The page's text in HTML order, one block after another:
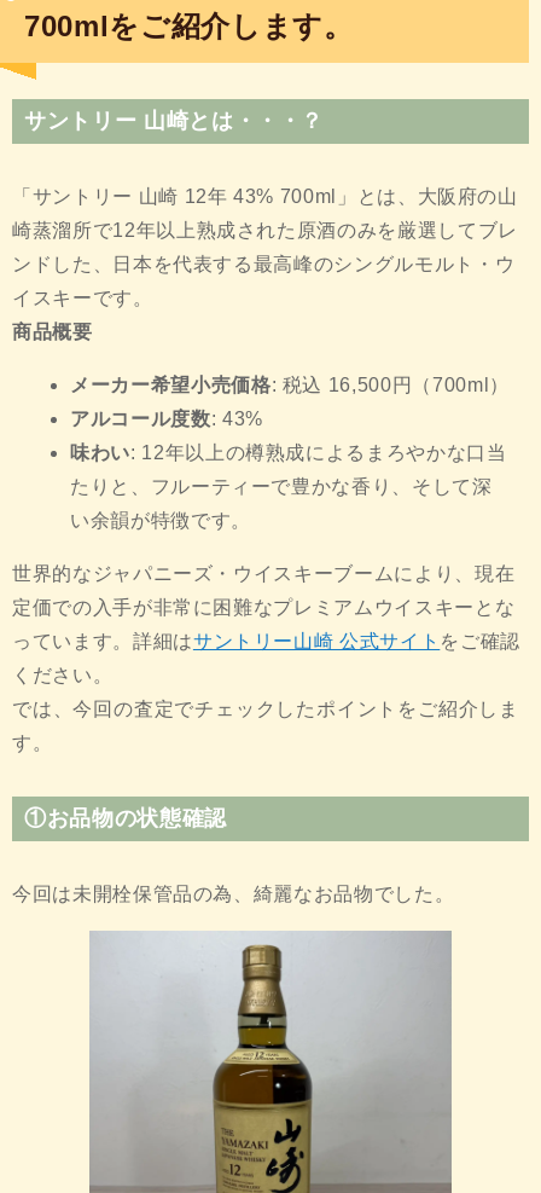
700mlをご紹介します。
サントリー 山崎とは・・・？
「サントリー 山崎 12年 43% 700ml」とは、大阪府の山
崎蒸溜所で12年以上熟成された原酒のみを厳選してブレ
ンドした、日本を代表する最高峰のシングルモルト・ウ
イスキーです。
商品概要
メーカー希望小売価格: 税込 16,500円（700ml）
アルコール度数: 43%
味わい: 12年以上の樽熟成によるまろやかな口当
たりと、フルーティーで豊かな香り、そして深
い余韻が特徴です。
世界的なジャパニーズ・ウイスキーブームにより、現在
定価での入手が非常に困難なプレミアムウイスキーとな
っています。詳細はサントリー山崎 公式サイト をご確認
ください。
では、今回の査定でチェックしたポイントをご紹介しま
す。
①お品物の状態確認
今回は未開栓保管品の為、綺麗なお品物でした。